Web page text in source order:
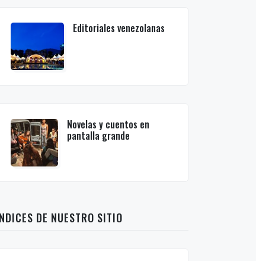
Editoriales venezolanas
Novelas y cuentos en
pantalla grande
DE NUESTRO SITIO